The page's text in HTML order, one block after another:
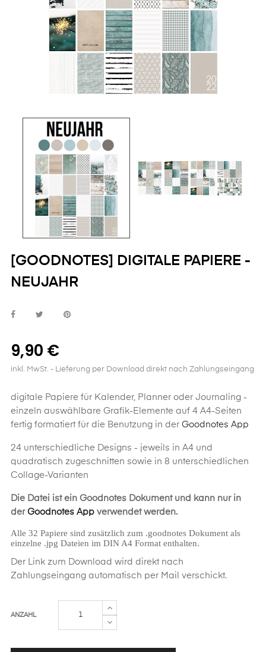
[GOODNOTES] DIGITALE PAPIERE -
NEUJAHR
9,90 €
inkl. MwSt. - Lieferung per Download direkt nach Zahlungseingang
digitale Papiere für Kalender, Planner oder Journaling -
einzeln auswählbare Grafik-Elemente auf 4 A4-Seiten
fertig formatiert für die Benutzung in der Goodnotes App
24 unterschiedliche Designs - jeweils in A4 und
quadratisch zugeschnitten sowie in 8 unterschiedlichen
Collage-Varianten
Die Datei ist ein Goodnotes Dokument und kann nur in
der Goodnotes App verwendet werden.
Alle 32 Papiere sind zusätzlich zum .goodnotes Dokument als
einzelne .jpg Dateien im DIN A4 Format enthalten.
Der Link zum Download wird direkt nach
Zahlungseingang automatisch per Mail verschickt.
ANZAHL